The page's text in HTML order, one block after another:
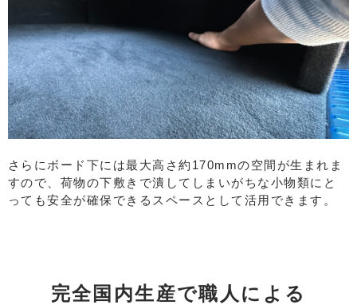
さらにボード下には最大高さ約170mmの空間が生まれま
すので、荷物の下敷きで潰してしまいがちな小物類にと
っても安全が確保できるスペースとして活用できます。
完全国内生産で職人による